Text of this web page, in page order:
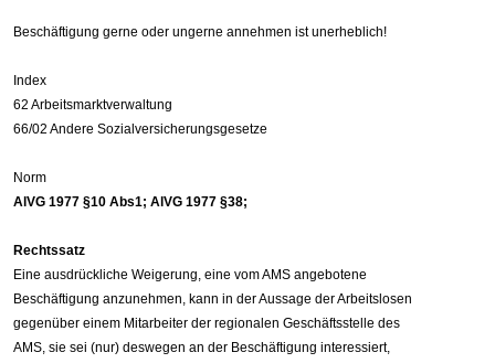
Beschäftigung gerne oder ungerne annehmen ist unerheblich!
Index
62 Arbeitsmarktverwaltung
66/02 Andere Sozialversicherungsgesetze
Norm
AlVG 1977 §10 Abs1; AlVG 1977 §38;
Rechtssatz
Eine ausdrückliche Weigerung, eine vom AMS angebotene
Beschäftigung anzunehmen, kann in der Aussage der Arbeitslosen
gegenüber einem Mitarbeiter der regionalen Geschäftsstelle des
AMS, sie sei (nur) deswegen an der Beschäftigung interessiert,